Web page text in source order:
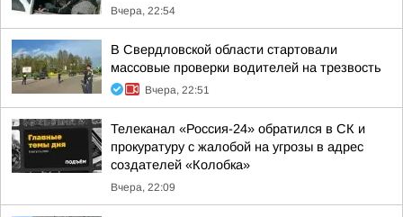
Вчера, 22:54
В Свердловской области стартовали
массовые проверки водителей на трезвость
Вчера, 22:51
Телеканал «Россия-24» обратился в СК и
прокуратуру с жалобой на угрозы в адрес
создателей «Колобка»
Вчера, 22:09